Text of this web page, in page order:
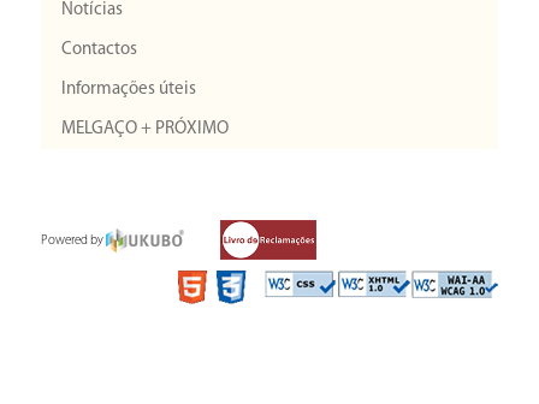
Notícias
Contactos
Informações úteis
MELGAÇO + PRÓXIMO
Powered by